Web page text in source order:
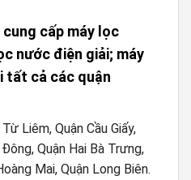
cấp máy lọc
nước điện giải; máy
tất cả các quận
Liêm, Quận Cầu Giấy,
Quận Hai Bà Trưng,
Mai, Quận Long Biên.